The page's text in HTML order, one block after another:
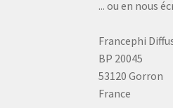
... ou en nous
Francephi
BP 20045
53120 Gorron
France